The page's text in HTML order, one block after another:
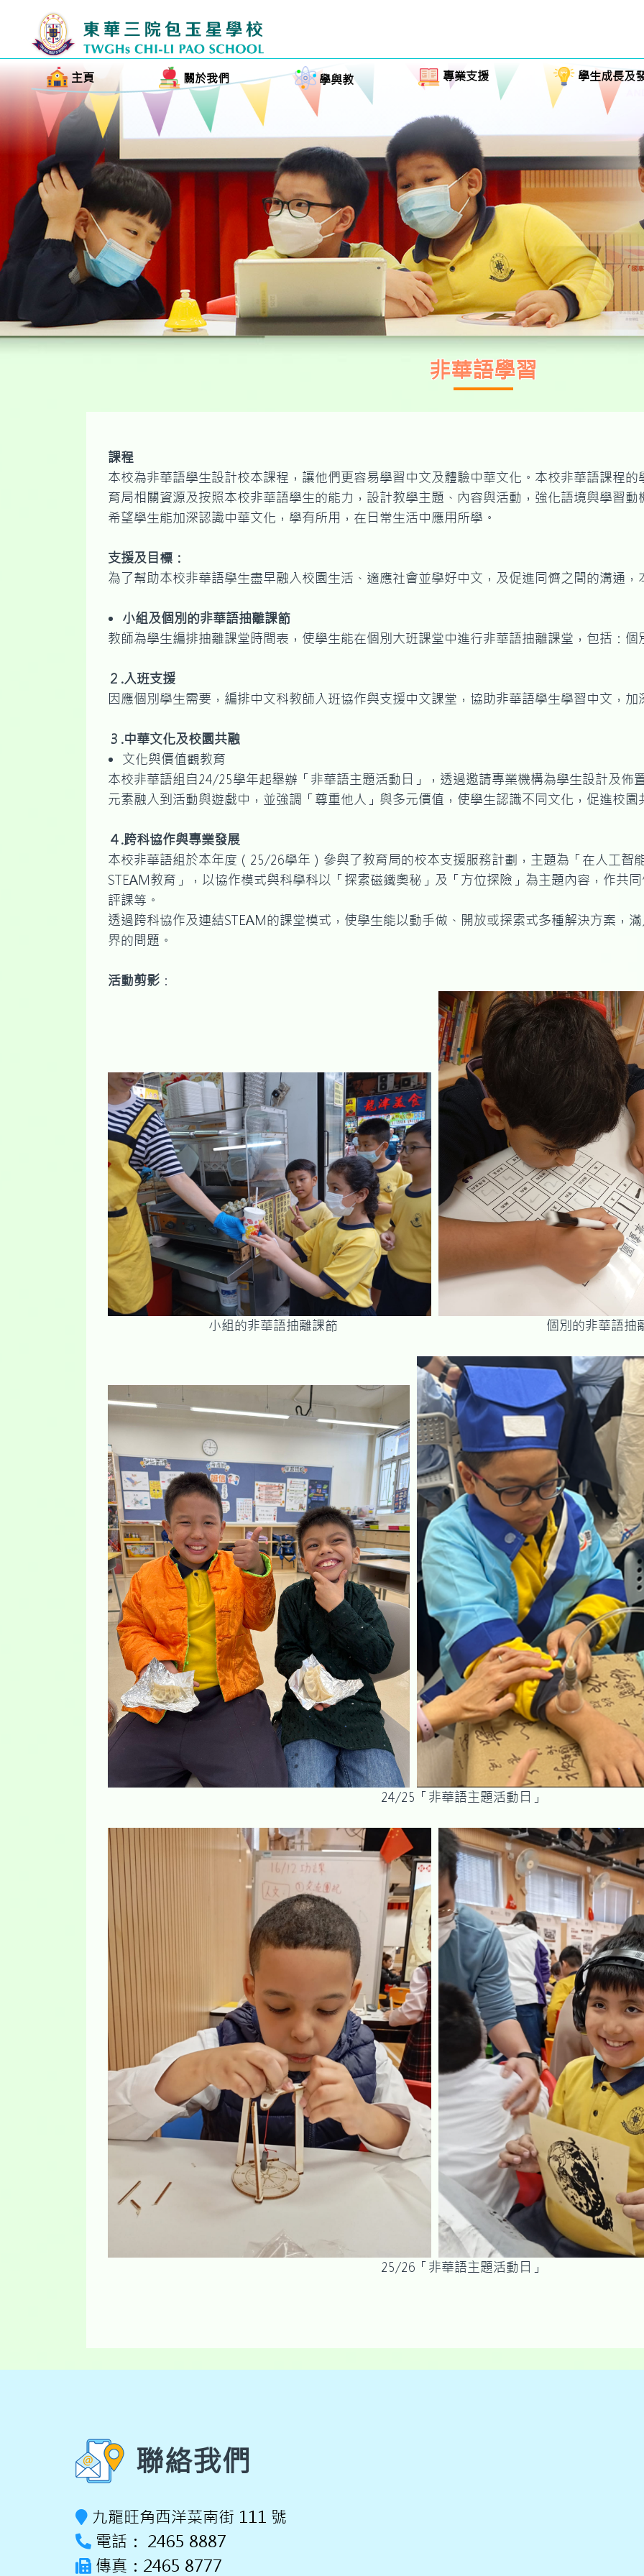
主頁 關於我們 學與教 專業支援 學生成長及
非華語學習
課程
本校為非華語學生設計校本課程，讓他們更容易學習中文及體驗中華文化。本校非華語課程
育局相關資源及按照本校非華語學生的能力，設計教學主題、內容與活動，強化語境與學習
希望學生能加深認識中華文化，學有所用，在日常生活中應用所學。
支援及目標：
為了幫助本校非華語學生盡早融入校園生活、適應社會並學好中文，及促進同儕之間的溝通
小組及個別的非華語抽離課節
教師為學生編排抽離課堂時間表，使學生能在個別大班課堂中進行非華語抽離課堂，包括：
２.入班支援
因應個別學生需要，編排中文科教師入班協作與支援中文課堂，協助非華語學生學習中文，加
３.中華文化及校園共融
文化與價值觀教育
本校非華語組自24/25學年起舉辦「非華語主題活動日」，透過邀請專業機構為學生設計及佈
元素融入到活動與遊戲中，並強調「尊重他人」與多元價值，使學生認識不同文化，促進校園
４.跨科協作與專業發展
本校非華語組於本年度（25/26學年）參與了教育局的校本支援服務計劃，主題為「在人工智
STEAM教育」，以協作模式與科學科以「探索磁鐵奧秘」及「方位探險」為主題內容，作共
評課等。
透過跨科協作及連結STEAM的課堂模式，使學生能以動手做、開放或探索式多種解決方案，
界的問題。
活動剪影：
小組的非華語抽離課節 個別的非華語抽離
24/25「非華語主題活動日」
25/26「非華語主題活動日」
聯絡我們
九龍旺角西洋菜南街 111 號
電話： 2465 8887
傳真：2465 8777